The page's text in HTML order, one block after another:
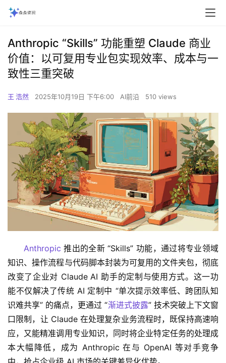
Anthropic “Skills” 功能重塑 Claude 商业
价值：以可复用专业包实现效率、成本与一
致性三重突破
王 浩然 2025年10月19日 下午6:00 AI前沿 510 views
Anthropic 推出的全新 “Skills” 功能，通过将专业领域
知识、操作流程与代码脚本封装为可复用的文件夹包，彻底
改变了企业对 Claude AI 助手的定制与使用方式。这一功
能不仅解决了传统 AI 定制中 “单次提示效率低、跨团队知
识难共享” 的痛点，更通过 “渐进式披露” 技术突破上下文窗
口限制，让 Claude 在处理复杂业务流程时，既保持高速响
应，又能精准调用专业知识，同时将企业特定任务的处理成
本大幅降低，成为 Anthropic 在与 OpenAI 等对手竞争